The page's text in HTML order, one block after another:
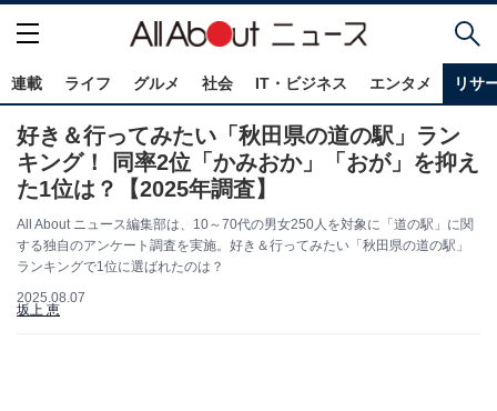
連載 ライフ グルメ 社会 IT・ビジネス エンタメ リサ
好き＆行ってみたい「秋田県の道の駅」ラン
キング！ 同率2位「かみおか」「おが」を抑え
た1位は？【2025年調査】
All About ニュース編集部は、10～70代の男女250人を対象に「道の駅」に関
する独自のアンケート調査を実施。好き＆行ってみたい「秋田県の道の駅」
ランキングで1位に選ばれたのは？
2025.08.07
坂上 恵